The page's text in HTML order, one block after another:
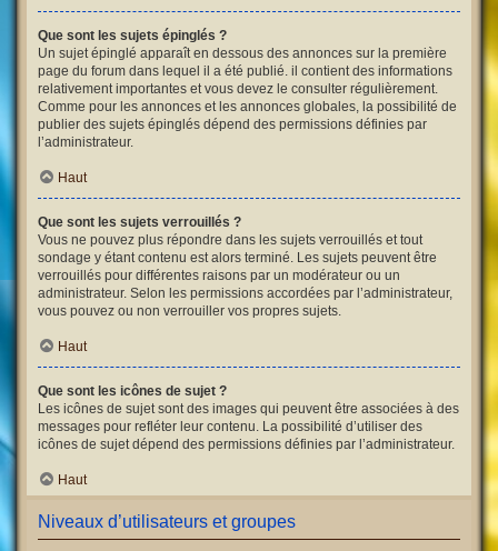
Que sont les sujets épinglés ?
Un sujet épinglé apparaît en dessous des annonces sur la première
page du forum dans lequel il a été publié. il contient des informations
relativement importantes et vous devez le consulter régulièrement.
Comme pour les annonces et les annonces globales, la possibilité de
publier des sujets épinglés dépend des permissions définies par
l’administrateur.
Haut
Que sont les sujets verrouillés ?
Vous ne pouvez plus répondre dans les sujets verrouillés et tout
sondage y étant contenu est alors terminé. Les sujets peuvent être
verrouillés pour différentes raisons par un modérateur ou un
administrateur. Selon les permissions accordées par l’administrateur,
vous pouvez ou non verrouiller vos propres sujets.
Haut
Que sont les icônes de sujet ?
Les icônes de sujet sont des images qui peuvent être associées à des
messages pour refléter leur contenu. La possibilité d’utiliser des
icônes de sujet dépend des permissions définies par l’administrateur.
Haut
Niveaux d’utilisateurs et groupes